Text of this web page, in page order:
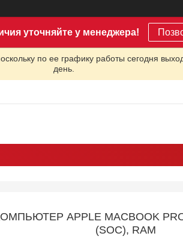
уточняйте у менеджера!
по ее графику работы сегодня
день.
APPLE MACBOOK PRO
(SOC), RAM